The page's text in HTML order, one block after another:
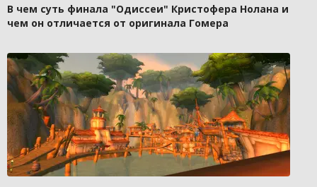
В чем суть финала "Одиссеи" Кристофера Нолана и
чем он отличается от оригинала Гомера